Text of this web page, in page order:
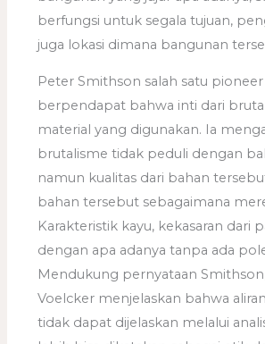
berfungsi untuk segala tujuan,
juga lokasi dimana bangunan
Peter Smithson salah satu pioneer
berpendapat bahwa inti dari
material yang digunakan. Ia
brutalisme tidak peduli dengan
namun kualitas dari bahan
bahan tersebut sebagaimana
Karakteristik kayu, kekasaran dari
dengan apa adanya tanpa ada
Mendukung pernyataan
Voelcker menjelaskan bahwa
tidak dapat dijelaskan melalui